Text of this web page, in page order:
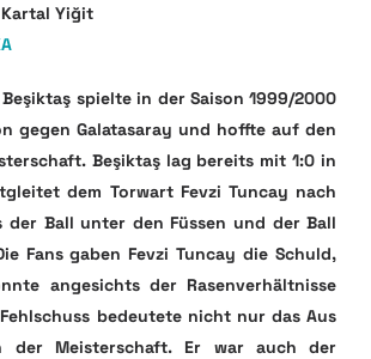
Kartal Yiğit
spielte in der Saison 1999/2000
gegen Galatasaray und hoffte auf den
Beşiktaş lag bereits mit 1:0 in
dem Torwart Fevzi Tuncay nach
der Ball unter den Füssen und der Ball
Fans gaben Fevzi Tuncay die Schuld,
angesichts der Rasenverhältnisse
bedeutete nicht nur das Aus
der Meisterschaft. Er war auch der